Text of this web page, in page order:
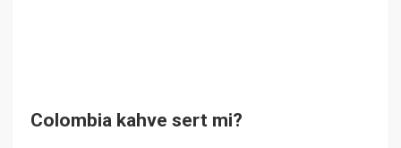
Colombia kahve sert mi?